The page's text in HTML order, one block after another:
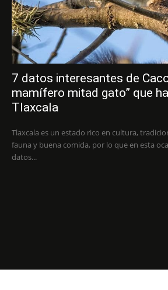
7 datos interesantes de
mamífero mitad gato” que
Tlaxcala
Tlaxcala es un estado rico en cultura,
fauna y buena comida, por lo que en esta
datos...